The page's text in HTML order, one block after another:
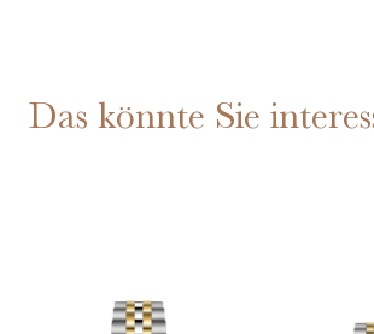
Das könnte Sie